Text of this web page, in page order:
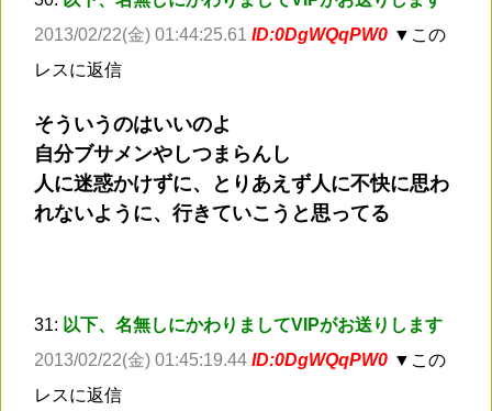
2013/02/22(金) 01:44:25.61 ID:0DgWQqPW0 ▼この
レスに返信
そういうのはいいのよ
自分ブサメンやしつまらんし
人に迷惑かけずに、とりあえず人に不快に思わ
れないように、行きていこうと思ってる
31: 以下、名無しにかわりましてVIPがお送りします
2013/02/22(金) 01:45:19.44 ID:0DgWQqPW0 ▼この
レスに返信